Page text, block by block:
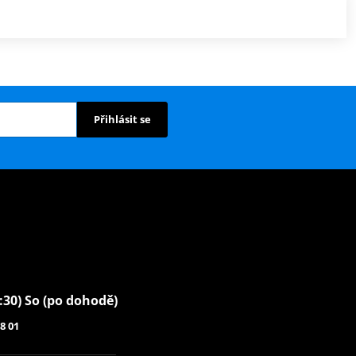
Přihlásit se
So (po dohodě)
01